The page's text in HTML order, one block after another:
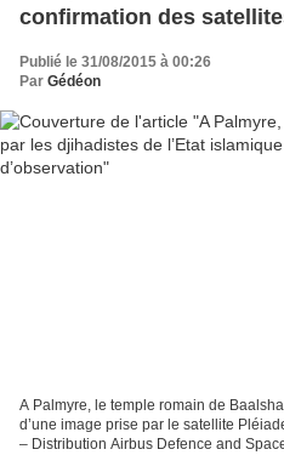
confirmation des
Publié le 31/08/2015 à 00:26
Par Gédéon
A Palmyre, le temple romain de
d’une image prise par le satellite
– Distribution Airbus Defence and